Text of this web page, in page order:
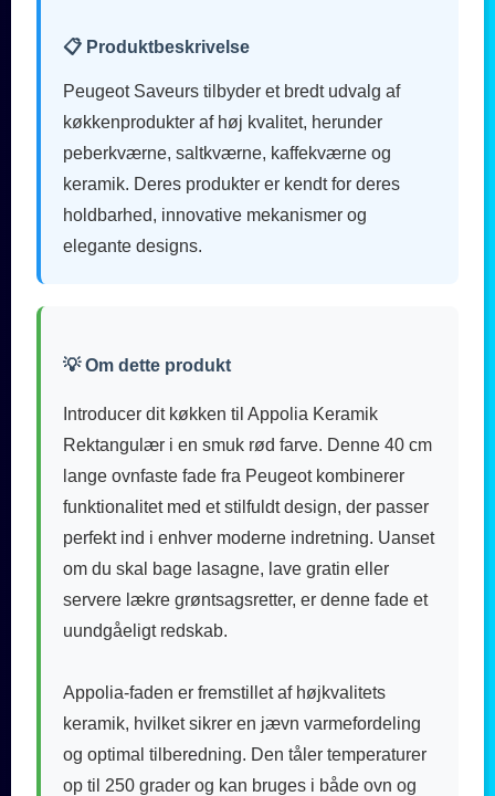
📋 Produktbeskrivelse
Peugeot Saveurs tilbyder et bredt udvalg af
køkkenprodukter af høj kvalitet, herunder
peberkværne, saltkværne, kaffekværne og
keramik. Deres produkter er kendt for deres
holdbarhed, innovative mekanismer og
elegante designs.
💡 Om dette produkt
Introducer dit køkken til Appolia Keramik
Rektangulær i en smuk rød farve. Denne 40 cm
lange ovnfaste fade fra Peugeot kombinerer
funktionalitet med et stilfuldt design, der passer
perfekt ind i enhver moderne indretning. Uanset
om du skal bage lasagne, lave gratin eller
servere lækre grøntsagsretter, er denne fade et
uundgåeligt redskab.
Appolia-faden er fremstillet af højkvalitets
keramik, hvilket sikrer en jævn varmefordeling
og optimal tilberedning. Den tåler temperaturer
op til 250 grader og kan bruges i både ovn og